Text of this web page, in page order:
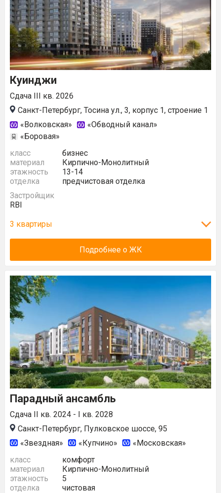
Куинджи
Сдача III кв. 2026
Санкт-Петербург, Тосина ул., 3, корпус 1, строение 1
«Волковская»
«Обводный канал»
«Боровая»
класс
бизнес
материал
Кирпично-Монолитный
этажность
13-14
отделка
предчистовая отделка
Застройщик
RBI
3 квартиры
Подробнее о ЖК
Парадный ансамбль
Сдача II кв. 2024 - I кв. 2028
Санкт-Петербург, Пулковское шоссе, 95
«Звездная»
«Купчино»
«Московская»
класс
комфорт
материал
Кирпично-Монолитный
этажность
5
отделка
чистовая